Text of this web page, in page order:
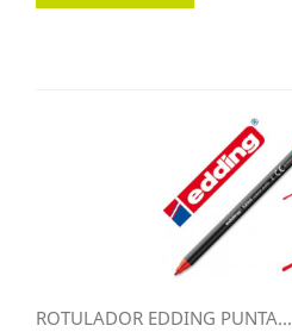
ROTULADOR EDDING PUNTA...